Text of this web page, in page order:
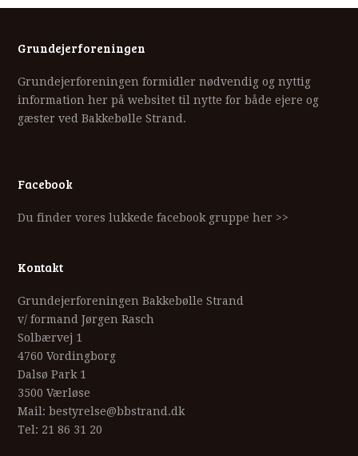
Grundejerforeningen
Grundejerforeningen formidler nødvendig og nyttig
information her på websitet til nytte for både ejere og
gæster ved Bakkebølle Strand.
Facebook
Du finder vores lukkede facebook gruppe her >>
Kontakt
Grundejerforeningen Bakkebølle Strand
v/ formand Jørgen Rasch
Solbærvej 1
4760 Vordingborg
Dalsø Park 1
3500 Værløse
Mail: bestyrelse@bbstrand.dk
Tel: 21 86 31 20